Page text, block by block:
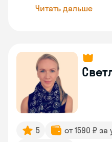
Читать дальше
5 от 1590 ₽ за